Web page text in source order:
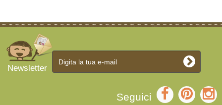
Newsletter
Seguici